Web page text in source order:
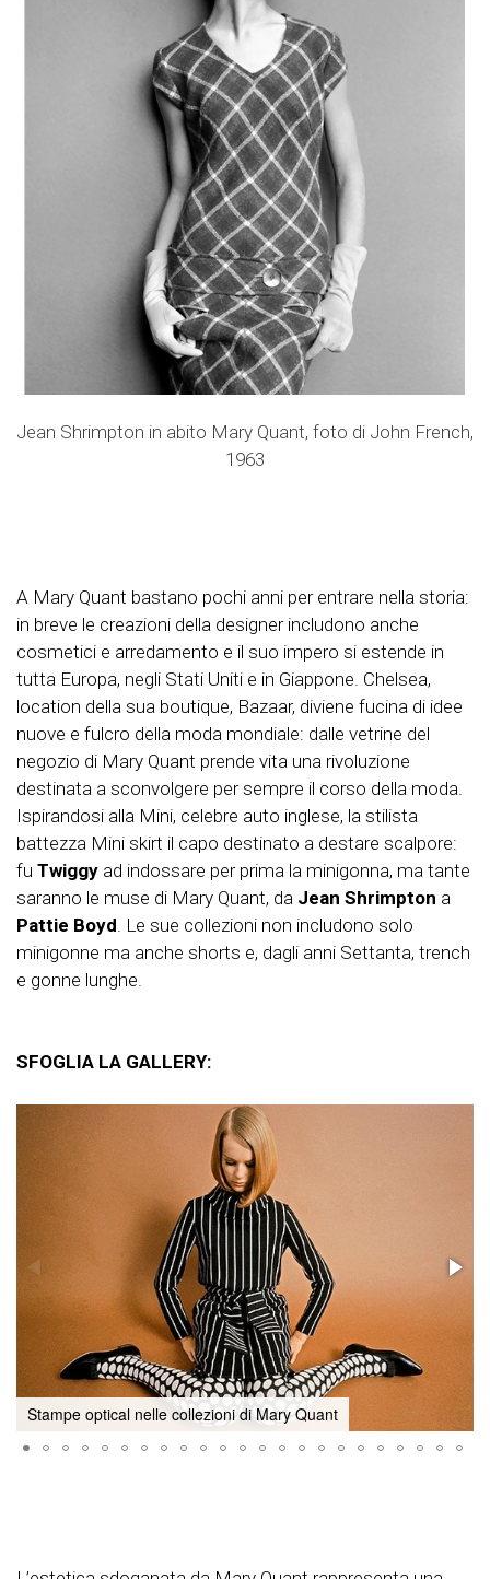
Jean Shrimpton in abito Mary Quant, foto di John French,
1963
A Mary Quant bastano pochi anni per entrare nella storia:
in breve le creazioni della designer includono anche
cosmetici e arredamento e il suo impero si estende in
tutta Europa, negli Stati Uniti e in Giappone. Chelsea,
location della sua boutique, Bazaar, diviene fucina di idee
nuove e fulcro della moda mondiale: dalle vetrine del
negozio di Mary Quant prende vita una rivoluzione
destinata a sconvolgere per sempre il corso della moda.
Ispirandosi alla Mini, celebre auto inglese, la stilista
battezza Mini skirt il capo destinato a destare scalpore:
fu Twiggy ad indossare per prima la minigonna, ma tante
saranno le muse di Mary Quant, da Jean Shrimpton a
Pattie Boyd . Le sue collezioni non includono solo
minigonne ma anche shorts e, dagli anni Settanta, trench
e gonne lunghe.
SFOGLIA LA GALLERY:
Stampe optical nelle collezioni di Mary Quant